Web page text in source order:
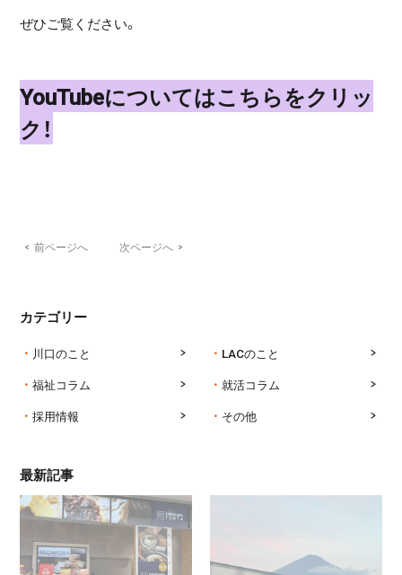
ぜひご覧ください。
YouTubeについてはこちらをクリッ
ク！
< 前ページへ 次ページへ >
カテゴリー
川口のこと
LACのこと
福祉コラム
就活コラム
採用情報
その他
最新記事